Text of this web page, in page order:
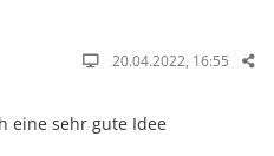
20.04.2022, 16:55
eine sehr gute Idee